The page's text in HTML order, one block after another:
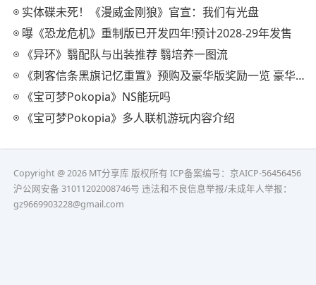
实体碟未死！《漫威金刚狼》官宣：我们有光盘
曝《恐龙危机》重制版已开发四年!预计2028-29年发售
《异环》翳配队与出装推荐 翳培养一图流
《刺客信条黑旗记忆重置》预购及豪华版奖励一览 豪华版有什么
《宝可梦Pokopia》NS能玩吗
《宝可梦Pokopia》多人联机游玩内容介绍
Copyright @ 2026 MT分享库 版权所有 ICP备案编号：京AICP-56456456
沪公网安备 31011202008746号 违法和不良信息举报/未成年人举报：
gz9669903228@gmail.com